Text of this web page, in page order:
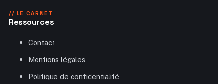
// LE CARNET
Ressources
Contact
Mentions légales
Politique de confidentialité